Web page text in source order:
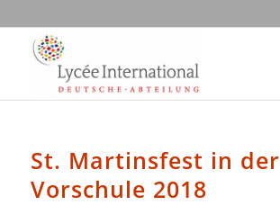
St. Martinsfest in der
Vorschule 2018